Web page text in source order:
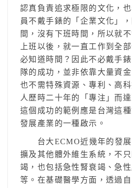
認真負責追求極限的文化，
員不戴手錶的「企業文化」
間，沒有下班時間，所以就
上班以後，就一直工作到全
必知道時間？因此不必戴手
隊的成功，並非依靠大量資
也不需特殊資源、專利、高
人歷時二十年的「專注」而
這個成功的範例應是台灣這
發展產業的一種啟示。
台大ECMO近幾年的發展
擴及其他體外維生系統，不
竭，也包括急性腎衰竭、急
等。在基礎醫學方面，透過